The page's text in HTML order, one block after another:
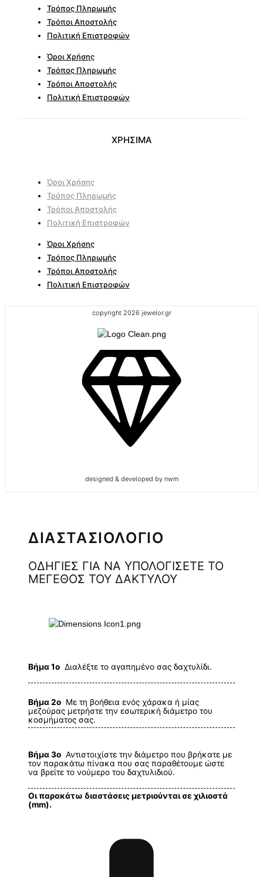
Τρόπος Πληρωμής
Τρόποι Αποστολής
Πολιτική Επιστροφών
Όροι Χρήσης
Τρόπος Πληρωμής
Τρόποι Αποστολής
Πολιτική Επιστροφών
ΧΡΗΣΙΜΑ
Όροι Χρήσης
Τρόπος Πληρωμής
Τρόποι Αποστολής
Πολιτική Επιστροφών
Όροι Χρήσης
Τρόπος Πληρωμής
Τρόποι Αποστολής
Πολιτική Επιστροφών
copyright 2026 jewelor.gr
designed & developed by nwm
ΔΙΑΣΤΑΣΙΟΛΟΓΙΟ
ΟΔΗΓΙΕΣ ΓΙΑ ΝΑ ΥΠΟΛΟΓΙΣΕΤΕ ΤΟ
ΜΕΓΕΘΟΣ ΤΟΥ ΔΑΚΤΥΛΟΥ
Βήμα 1ο Διαλέξτε το αγαπημένο σας δαχτυλίδι.
Βήμα 2ο Με τη βοήθεια ενός χάρακα ή μίας
μεζούρας μετρήστε την εσωτερική διάμετρο του
κοσμήματος σας.
Βήμα 3ο Αντιστοιχίστε την διάμετρο που βρήκατε με
τον παρακάτω πίνακα που σας παραθέτουμε ώστε
να βρείτε το νούμερο του δαχτυλιδιού.
Οι παρακάτω διαστάσεις μετριούνται σε χιλιοστά
(mm).